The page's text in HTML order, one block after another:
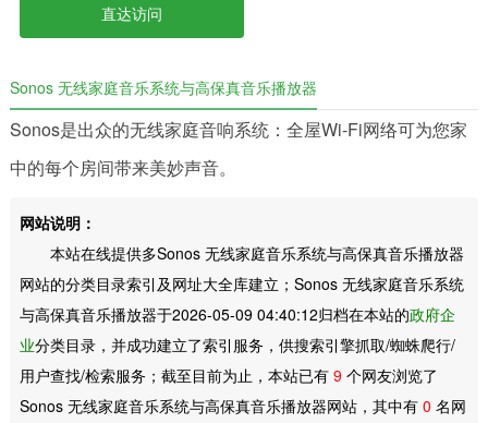
直达访问
Sonos 无线家庭音乐系统与高保真音乐播放器
Sonos是出众的无线家庭音响系统：全屋Wi-Fi网络可为您家
中的每个房间带来美妙声音。
网站说明：
本站在线提供多Sonos 无线家庭音乐系统与高保真音乐播放器
网站的分类目录索引及网址大全库建立；Sonos 无线家庭音乐系统
与高保真音乐播放器于2026-05-09 04:40:12归档在本站的政府企
业分类目录，并成功建立了索引服务，供搜索引擎抓取/蜘蛛爬行/
用户查找/检索服务；截至目前为止，本站已有 9个网友浏览了
Sonos 无线家庭音乐系统与高保真音乐播放器网站，其中有 0 名网